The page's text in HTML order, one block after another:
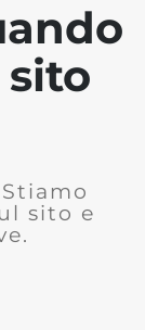
sito e